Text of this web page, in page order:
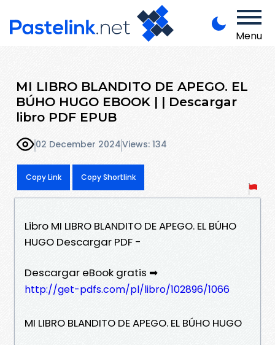
Menu
MI LIBRO BLANDITO DE APEGO. EL
BÚHO HUGO EBOOK | | Descargar
libro PDF EPUB
02 December 2024Views: 134
Copy Link Copy Shortlink
Libro MI LIBRO BLANDITO DE APEGO. EL BÚHO
HUGO Descargar PDF -
Descargar eBook gratis ➡
http://get-pdfs.com/pl/libro/102896/1066
MI LIBRO BLANDITO DE APEGO. EL BÚHO HUGO